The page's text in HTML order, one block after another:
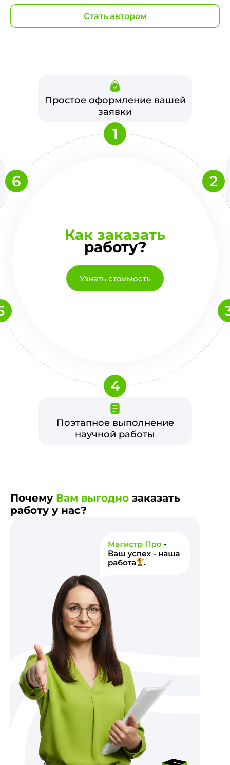
Стать автором
Как заказать
работу?
Узнать стоимость
Простое оформление вашей
заявки
1
2
Поэтапное выполнение
научной работы
4
6
Почему Вам выгодно заказать
работу у нас?